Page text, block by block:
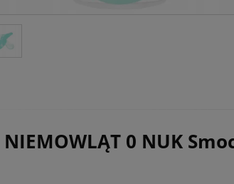
NIEMOWLĄT 0 NUK